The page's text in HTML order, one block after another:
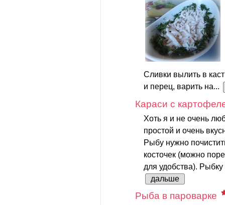
Сливки вылить в
и перец, варить на...
Караси с
Хоть я и не очень
простой и очень
Рыбу нужно
косточек (можно
для удобства).
дальше
Рыба в пароварке